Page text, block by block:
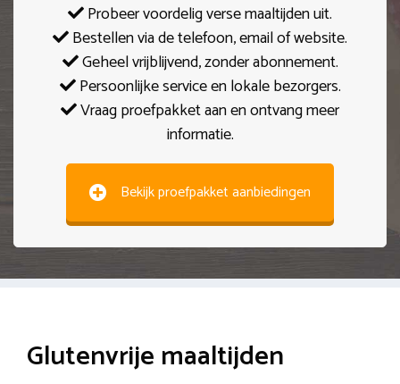
Probeer voordelig verse maaltijden uit.
Bestellen via de telefoon, email of website.
Geheel vrijblijvend, zonder abonnement.
Persoonlijke service en lokale bezorgers.
Vraag proefpakket aan en ontvang meer
informatie.
Bekijk proefpakket aanbiedingen
Glutenvrije maaltijden